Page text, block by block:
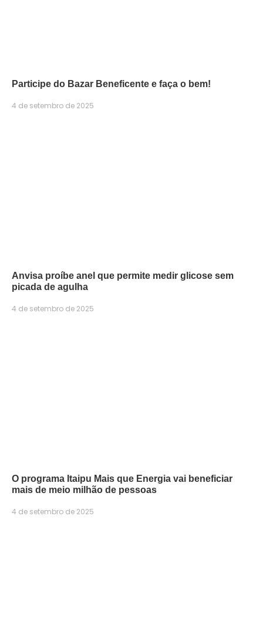
Participe do Bazar Beneficente e faça o bem!
4 de setembro de 2025
Anvisa proíbe anel que permite medir glicose sem
picada de agulha
4 de setembro de 2025
O programa Itaipu Mais que Energia vai beneficiar
mais de meio milhão de pessoas
4 de setembro de 2025